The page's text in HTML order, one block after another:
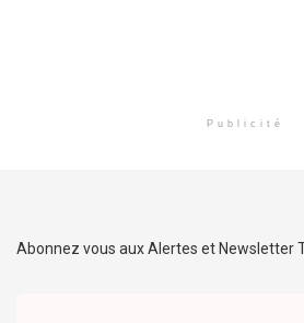
Publicité
Abonnez vous aux Alertes et Newsletter